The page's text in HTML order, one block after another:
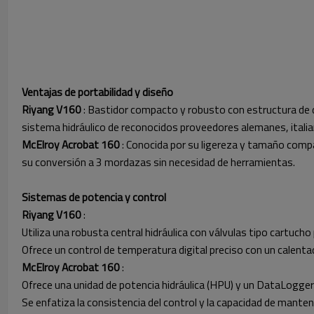
Ventajas de portabilidad y diseño
Riyang V160: Bastidor compacto y robusto con estructura de
sistema hidráulico de reconocidos proveedores alemanes,
McElroy Acrobat 160: Conocida por su ligereza y tamaño
su conversión a 3 mordazas sin necesidad de herramientas.
Sistemas de potencia y control
Riyang V160:
Utiliza una robusta central hidráulica con válvulas tipo cartucho
Ofrece un control de temperatura digital preciso con un
McElroy Acrobat 160:
Ofrece una unidad de potencia hidráulica (HPU) y un
Se enfatiza la consistencia del control y la capacidad de